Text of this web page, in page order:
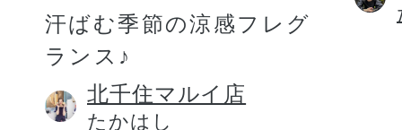
汗ばむ季節の涼感フレグ
ランス♪
北千住マルイ店
たかはし